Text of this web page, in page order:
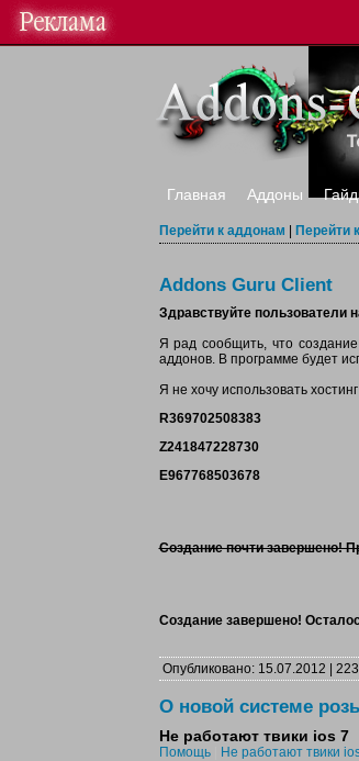
Главная Аддоны
Перейти к аддонам Перейти
Addons Guru Client
Здравствуйте пользователи
Я рад сообщить, что создание
аддонов. В программе будет
Я не хочу использовать
R369702508383
Z241847228730
E967768503678
Создание почти завершено!
Создание завершено!
Опубликовано: 15.07.2012 |
О новой системе
Не работают твики ios 7
Помощь| Не работают твики